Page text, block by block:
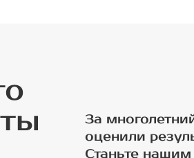
За
оценили
Станьте